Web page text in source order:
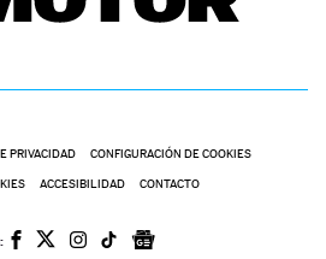
PRIVACIDAD CONFIGURACIÓN DE COOKIES
ACCESIBILIDAD CONTACTO